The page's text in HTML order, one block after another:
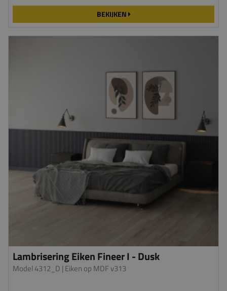
BEKIJKEN
Lambrisering Eiken Fineer I - Dusk
Model 4312_D | Eiken op MDF v313